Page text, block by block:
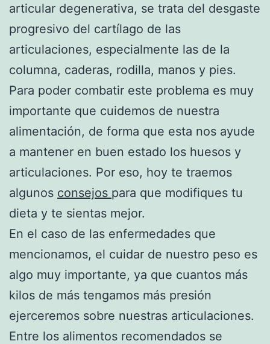
articular degenerativa, se trata del desgaste
progresivo del cartílago de las
articulaciones, especialmente las de la
columna, caderas, rodilla, manos y pies.
Para poder combatir este problema es muy
importante que cuidemos de nuestra
alimentación, de forma que esta nos ayude
a mantener en buen estado los huesos y
articulaciones. Por eso, hoy te traemos
algunos consejos para que modifiques tu
dieta y te sientas mejor.
En el caso de las enfermedades que
mencionamos, el cuidar de nuestro peso es
algo muy importante, ya que cuantos más
kilos de más tengamos más presión
ejerceremos sobre nuestras articulaciones.
Entre los alimentos recomendados se